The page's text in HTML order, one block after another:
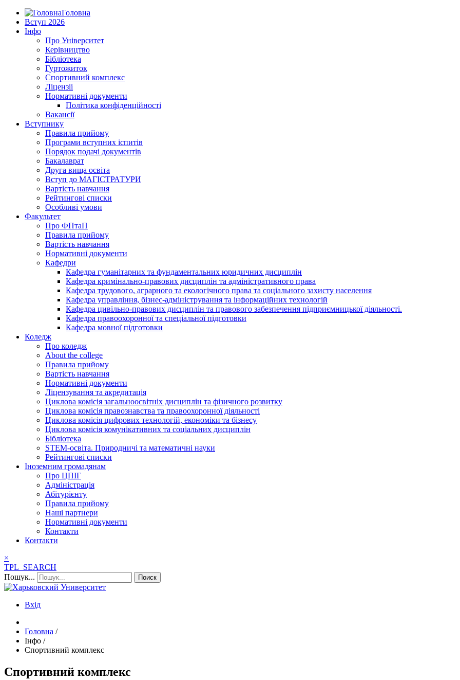
Головна
Вступ 2026
Інфо
Про Університет
Керівництво
Бібліотека
Гуртожиток
Спортивний комплекс
Ліцензіі
Нормативні документи
Політика конфіденційності
Вакансії
Вступнику
Правила прийому
Програми вступних іспитів
Порядок подачі документів
Бакалаврат
Друга вища освіта
Вступ до МАГІСТРАТУРИ
Вартість навчання
Рейтингові списки
Особливі умови
Факультет
Про ФПтаП
Правила прийому
Вартість навчання
Нормативні документи
Кафедри
Кафедра гуманітарних та фундаментальних юридичних дисциплін
Кафедра кримінально-правових дисциплін та адміністративного права
Кафедра трудового, аграрного та екологічного права та соціального захисту населення
Кафедра управління, бізнес-адміністрування та інформаційних технологій
Кафедра цивільно-правових дисциплін та правового забезпечення підприємницької діяльності.
Кафедра правоохоронної та спеціальної підготовки
Кафедра мовної підготовки
Коледж
Про коледж
About the college
Правила прийому
Вартість навчання
Нормативні документи
Ліцензування та акредитація
Циклова комісія загальноосвітніх дисциплін та фізичного розвитку
Циклова комісія правознавства та правоохоронної діяльності
Циклова комісія цифрових технологій, економіки та бізнесу
Циклова комісія комунікативних та соціальних дисциплін
Бібліотека
STEM-освіта. Природничі та математичні науки
Рейтингові списки
Іноземним громадянам
Про ЦПІГ
Адміністрація
Абітурієнту
Правила прийому
Наші партнери
Нормативні документи
Контакти
Контакти
×
TPL_SEARCH
Пошук...
Поиск
Вхід
Головна /
Інфо /
Спортивний комплекс
Спортивний комплекс